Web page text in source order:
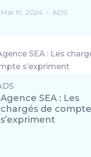
Mar 19, 2024 ADS
Agence SEA : Les
chargés de compte
s’expriment